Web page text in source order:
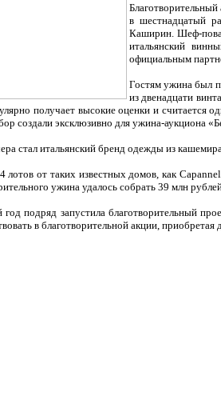
в шестнадцатый
Каширин. Шеф-
итальянский
официальным
Гостям ужина был
из двенадцати
получает высокие оценки и считается
создали эксклюзивно для ужина-аукциона
стал итальянский бренд одежды из
от таких известных домов, как
ужина удалось собрать 39 млн
подряд запустила благотворительный
в благотворительной акции,